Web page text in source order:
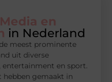
Media en
in Nederland
meest prominente
uit diverse
entertainment en sport.
hebben gemaakt in